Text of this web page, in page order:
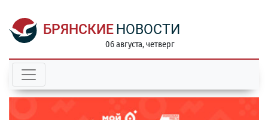
БРЯНСКИЕ НОВОСТИ
06 августа, четверг